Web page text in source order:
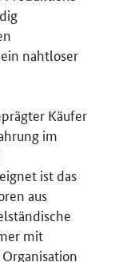
nahtloser
Käufer
im
ist das
aus
mit